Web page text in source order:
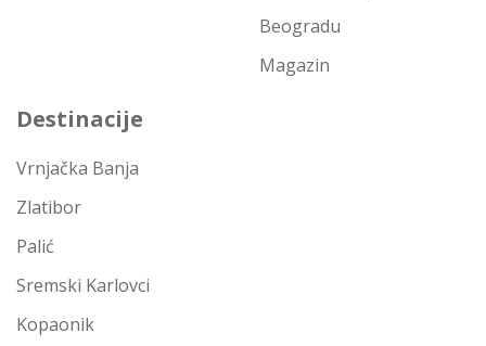
Beogradu
Magazin
Destinacije
Vrnjačka Banja
Zlatibor
Palić
Sremski Karlovci
Kopaonik